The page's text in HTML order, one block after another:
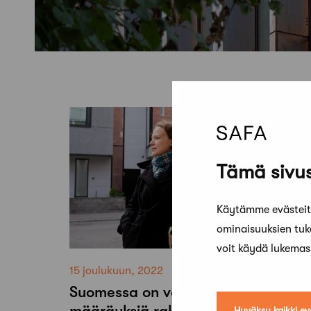
Tämä
Käytämme
ominaisuuksien
voit käydä
15 joulukuun, 2022
Suomessa on vain vähän